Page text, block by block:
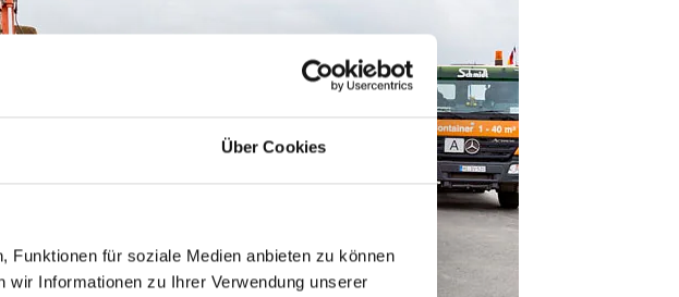
Über Cookies
Funktionen für soziale Medien anbieten zu können
Informationen zu Ihrer Verwendung unserer